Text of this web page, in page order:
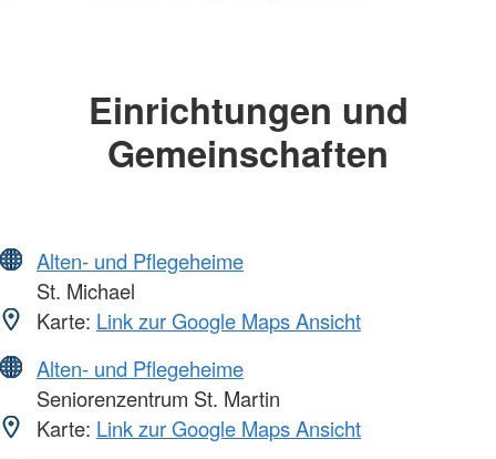
Einrichtungen und
Gemeinschaften
Alten- und Pflegeheime
St. Michael
Karte: Link zur Google Maps Ansicht
Alten- und Pflegeheime
Seniorenzentrum St. Martin
Karte: Link zur Google Maps Ansicht